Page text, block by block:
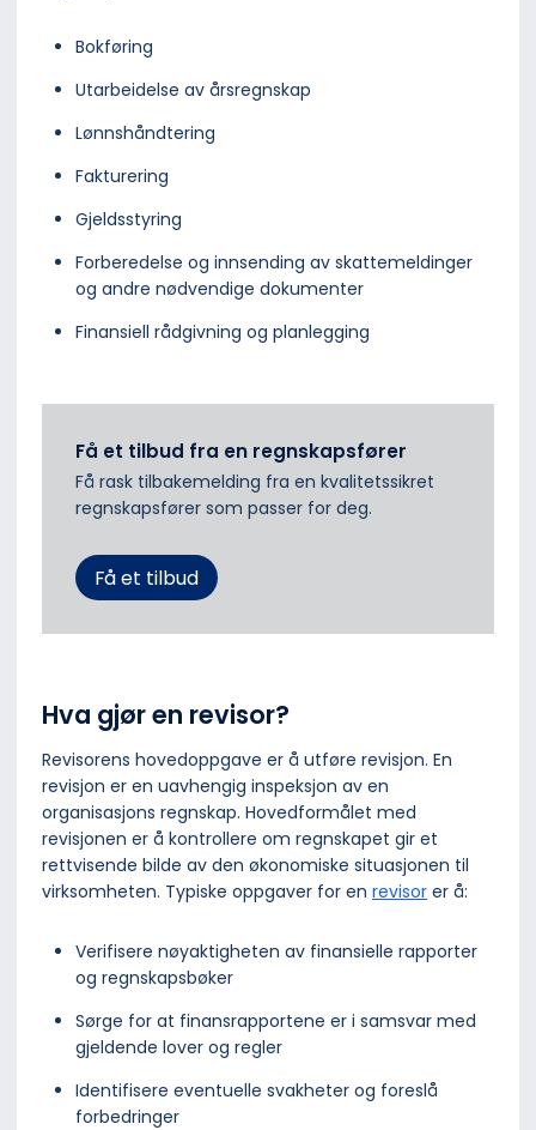
Bokføring
Utarbeidelse av årsregnskap
Lønnshåndtering
Fakturering
Gjeldsstyring
Forberedelse og innsending av skattemeldinger
og andre nødvendige dokumenter
Finansiell rådgivning og planlegging
Få et tilbud fra en regnskapsfører
Få rask tilbakemelding fra en kvalitetssikret
regnskapsfører som passer for deg.
Få et tilbud
Hva gjør en revisor?
Revisorens hovedoppgave er å utføre revisjon. En
revisjon er en uavhengig inspeksjon av en
organisasjons regnskap. Hovedformålet med
revisjonen er å kontrollere om regnskapet gir et
rettvisende bilde av den økonomiske situasjonen til
virksomheten. Typiske oppgaver for en revisor er å:
Verifisere nøyaktigheten av finansielle rapporter
og regnskapsbøker
Sørge for at finansrapportene er i samsvar med
gjeldende lover og regler
Identifisere eventuelle svakheter og foreslå
forbedringer